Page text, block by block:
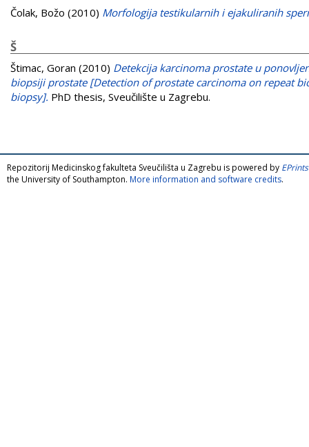
Čolak, Božo (2010) Morfologija testikularnih i ejakuliranih
Š
Štimac, Goran (2010) Detekcija karcinoma prostate u
biopsiji prostate [Detection of prostate carcinoma on repeat
biopsy]. PhD thesis, Sveučilište u Zagrebu.
Repozitorij Medicinskog fakulteta Sveučilišta u Zagrebu is powered by
the University of Southampton. More information and software credits.